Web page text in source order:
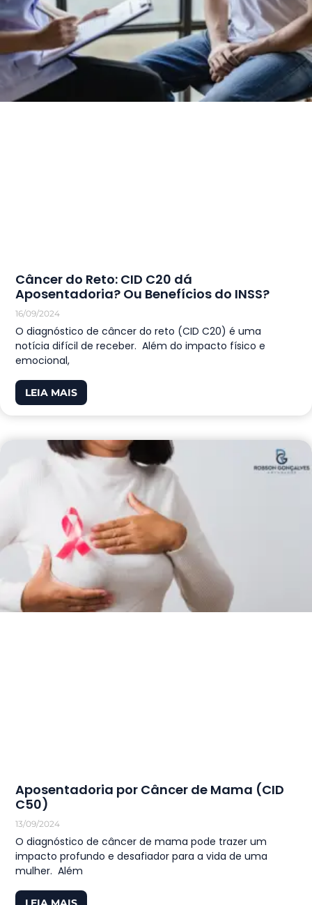
Câncer do Reto: CID C20 dá
Aposentadoria? Ou Benefícios do INSS?
16/09/2024
O diagnóstico de câncer do reto (CID C20) é uma
notícia difícil de receber. Além do impacto físico e
emocional,
LEIA MAIS
Aposentadoria por Câncer de Mama (CID
C50)
13/09/2024
O diagnóstico de câncer de mama pode trazer um
impacto profundo e desafiador para a vida de uma
mulher. Além